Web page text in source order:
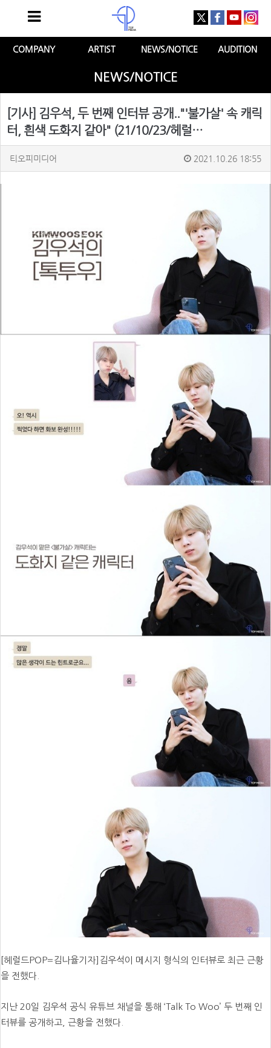
COMPANY ARTIST NEWS/NOTICE AUDITION
NEWS/NOTICE
[기사] 김우석, 두 번째 인터뷰 공개.."'불가살' 속 캐릭
터, 흰색 도화지 같아" (21/10/23/헤럴…
티오피미디어 2021.10.26 18:55
[헤럴드POP=김나율기자]김우석이 메시지 형식의 인터뷰로 최근 근황
을 전했다.
지난 20일 김우석 공식 유튜브 채널을 통해 ‘Talk To Woo’ 두 번째 인
터뷰를 공개하고, 근황을 전했다.